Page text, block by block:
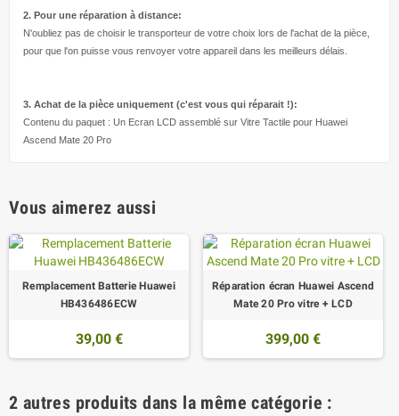
2. Pour une réparation à distance:
N'oubliez pas de choisir le transporteur de votre choix lors de l'achat de la pièce,
pour que l'on puisse vous renvoyer votre appareil dans les meilleurs délais.
3. Achat de la pièce uniquement (c'est vous qui réparait !):
Contenu du paquet : Un Ecran LCD assemblé sur Vitre Tactile pour Huawei
Ascend Mate 20 Pro
Vous aimerez aussi
Remplacement Batterie Huawei
HB436486ECW
39,00 €
Réparation écran Huawei Ascend
Mate 20 Pro vitre + LCD
399,00 €
2 autres produits dans la même catégorie :